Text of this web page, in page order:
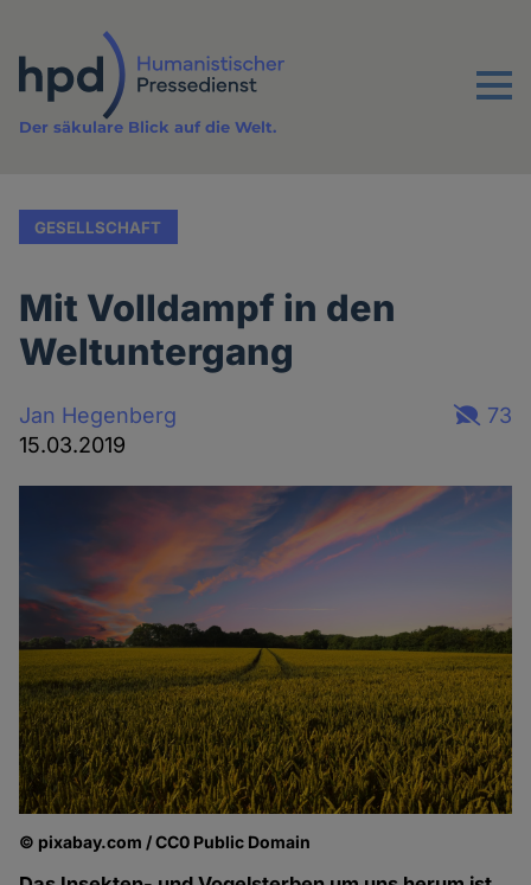
Inhalt
Menu
Der säkulare Blick auf die Welt.
GESELLSCHAFT
Mit Volldampf in den
Weltuntergang
Jan Hegenberg
15.03.2019
73
© pixabay.com / CC0 Public Domain